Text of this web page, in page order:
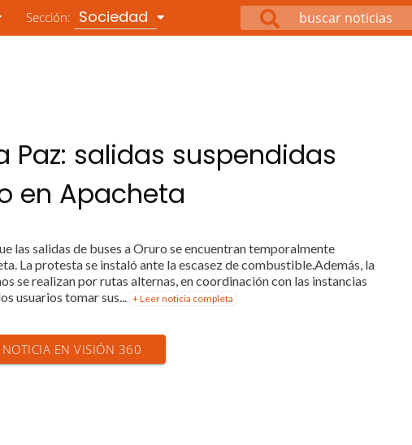
Sección: Sociedad
Paz: salidas suspendidas
en Apacheta
las salidas de buses a Oruro se encuentran temporalmente
La protesta se instaló ante la escasez de combustible.Además, la
se realizan por rutas alternas, en coordinación con las instancias
usuarios tomar sus... + Leer noticia completa
NOTICIA EN VISIÓN 360